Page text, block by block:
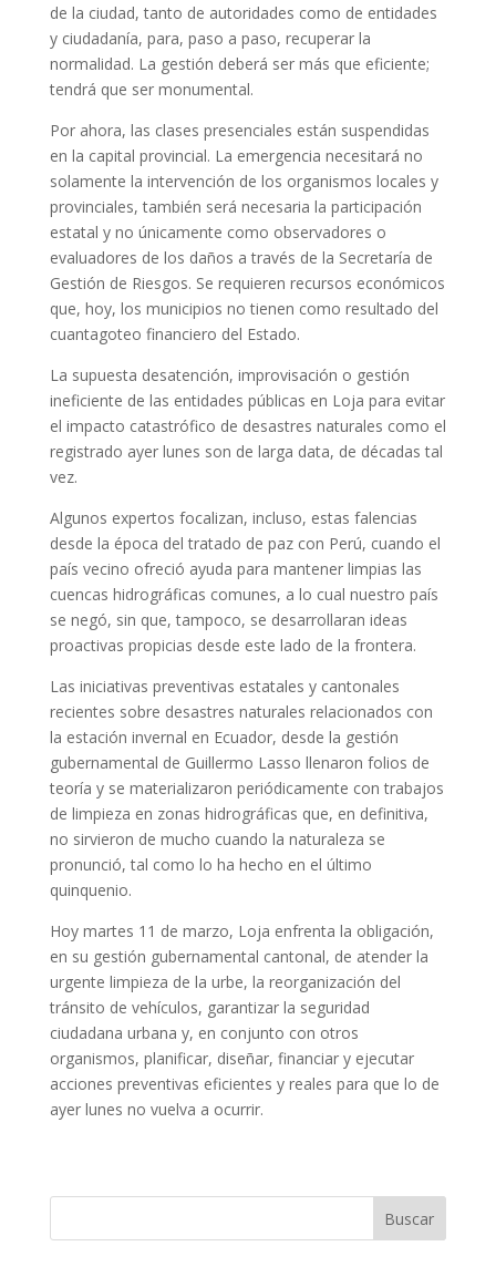
de la ciudad, tanto de autoridades como de entidades
y ciudadanía, para, paso a paso, recuperar la
normalidad. La gestión deberá ser más que eficiente;
tendrá que ser monumental.
Por ahora, las clases presenciales están suspendidas
en la capital provincial. La emergencia necesitará no
solamente la intervención de los organismos locales y
provinciales, también será necesaria la participación
estatal y no únicamente como observadores o
evaluadores de los daños a través de la Secretaría de
Gestión de Riesgos. Se requieren recursos económicos
que, hoy, los municipios no tienen como resultado del
cuantagoteo financiero del Estado.
La supuesta desatención, improvisación o gestión
ineficiente de las entidades públicas en Loja para evitar
el impacto catastrófico de desastres naturales como el
registrado ayer lunes son de larga data, de décadas tal
vez.
Algunos expertos focalizan, incluso, estas falencias
desde la época del tratado de paz con Perú, cuando el
país vecino ofreció ayuda para mantener limpias las
cuencas hidrográficas comunes, a lo cual nuestro país
se negó, sin que, tampoco, se desarrollaran ideas
proactivas propicias desde este lado de la frontera.
Las iniciativas preventivas estatales y cantonales
recientes sobre desastres naturales relacionados con
la estación invernal en Ecuador, desde la gestión
gubernamental de Guillermo Lasso llenaron folios de
teoría y se materializaron periódicamente con trabajos
de limpieza en zonas hidrográficas que, en definitiva,
no sirvieron de mucho cuando la naturaleza se
pronunció, tal como lo ha hecho en el último
quinquenio.
Hoy martes 11 de marzo, Loja enfrenta la obligación,
en su gestión gubernamental cantonal, de atender la
urgente limpieza de la urbe, la reorganización del
tránsito de vehículos, garantizar la seguridad
ciudadana urbana y, en conjunto con otros
organismos, planificar, diseñar, financiar y ejecutar
acciones preventivas eficientes y reales para que lo de
ayer lunes no vuelva a ocurrir.
Buscar